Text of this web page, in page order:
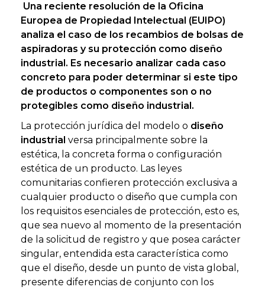
Una reciente resolución de la Oficina
Europea de Propiedad Intelectual (EUIPO)
analiza el caso de los recambios de bolsas de
aspiradoras y su protección como diseño
industrial. Es necesario analizar cada caso
concreto para poder determinar si este tipo
de productos o componentes son o no
protegibles como diseño industrial.
La protección jurídica del modelo o diseño
industrial versa principalmente sobre la
estética, la concreta forma o configuración
estética de un producto. Las leyes
comunitarias confieren protección exclusiva a
cualquier producto o diseño que cumpla con
los requisitos esenciales de protección, esto es,
que sea nuevo al momento de la presentación
de la solicitud de registro y que posea carácter
singular, entendida esta característica como
que el diseño, desde un punto de vista global,
presente diferencias de conjunto con los